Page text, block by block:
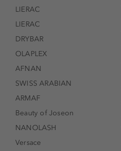
LIERAC
LIERAC
DRYBAR
OLAPLEX
AFNAN
SWISS ARABIAN
ARMAF
Beauty of Joseon
NANOLASH
Versace